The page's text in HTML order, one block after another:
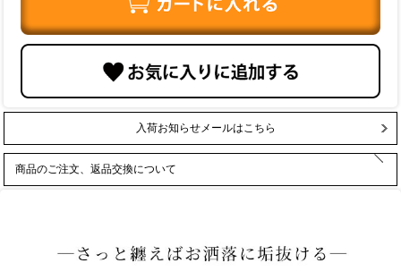
入荷お知らせメールはこちら
商品のご注文、返品交換について